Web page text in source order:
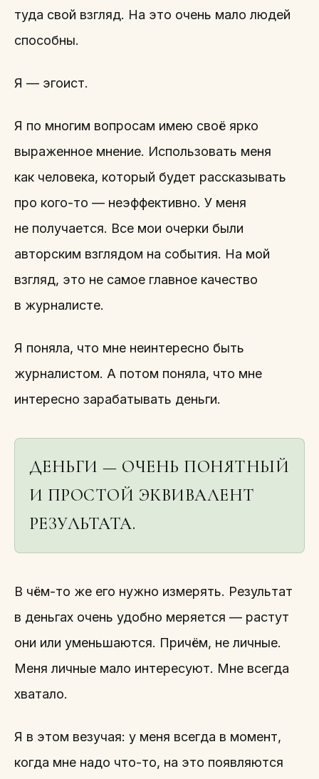
туда свой взгляд. На это очень мало людей
способны.
Я — эгоист.
Я по многим вопросам имею своё ярко
выраженное мнение. Использовать меня
как человека, который будет рассказывать
про кого-то — неэффективно. У меня
не получается. Все мои очерки были
авторским взглядом на события. На мой
взгляд, это не самое главное качество
в журналисте.
Я поняла, что мне неинтересно быть
журналистом. А потом поняла, что мне
интересно зарабатывать деньги.
ДЕНЬГИ — ОЧЕНЬ ПОНЯТНЫЙ
И ПРОСТОЙ ЭКВИВАЛЕНТ
РЕЗУЛЬТАТА.
В чём-то же его нужно измерять. Результат
в деньгах очень удобно меряется — растут
они или уменьшаются. Причём, не личные.
Меня личные мало интересуют. Мне всегда
хватало.
Я в этом везучая: у меня всегда в момент,
когда мне надо что-то, на это появляются